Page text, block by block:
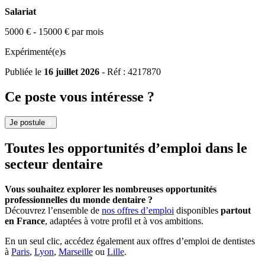
Salariat
5000 € - 15000 € par mois
Expérimenté(e)s
Publiée le 16 juillet 2026 - Réf : 4217870
Ce poste vous intéresse ?
Je postule
Toutes les opportunités d’emploi dans le
secteur dentaire
Vous souhaitez explorer les nombreuses opportunités
professionnelles du monde dentaire ?
Découvrez l’ensemble de nos offres d’emploi disponibles partout
en France, adaptées à votre profil et à vos ambitions.
En un seul clic, accédez également aux offres d’emploi de dentistes
à Paris, Lyon, Marseille ou Lille.